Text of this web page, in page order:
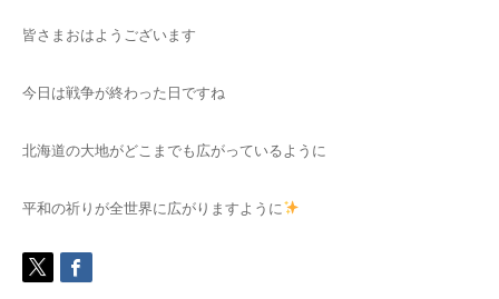
皆さまおはようございます
今日は戦争が終わった日ですね
北海道の大地がどこまでも広がっているように
平和の祈りが全世界に広がりますように